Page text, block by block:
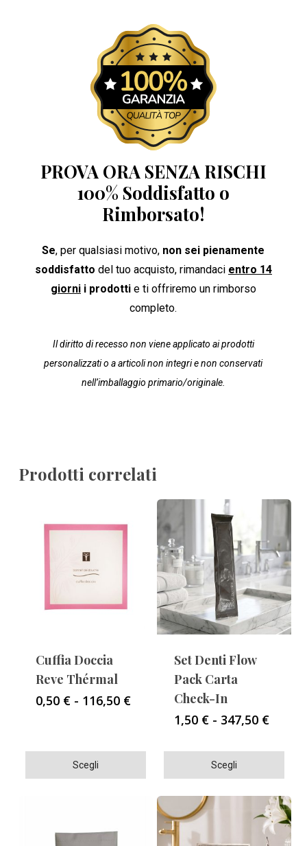
PROVA ORA SENZA RISCHI
100% Soddisfatto o
Rimborsato!
Se, per qualsiasi motivo, non sei pienamente
soddisfatto del tuo acquisto, rimandaci entro 14
giornii prodottie ti offriremo un rimborso
completo.
Il diritto di recesso non viene applicato ai prodotti
personalizzati o a articoli non integri e non conservati
nell’imballaggio primario/originale.
Prodotti correlati
Scegli
prodotto
varianti.
Cuffia Doccia
Reve Thérmal
0,50 € - 116,50 €Fascia
a
Scegli
prodotto
ha
più
varianti.
Set Denti Flow
Pack Carta
Check-In
1,50 € - 347,50 €Fascia
1,50 €
a